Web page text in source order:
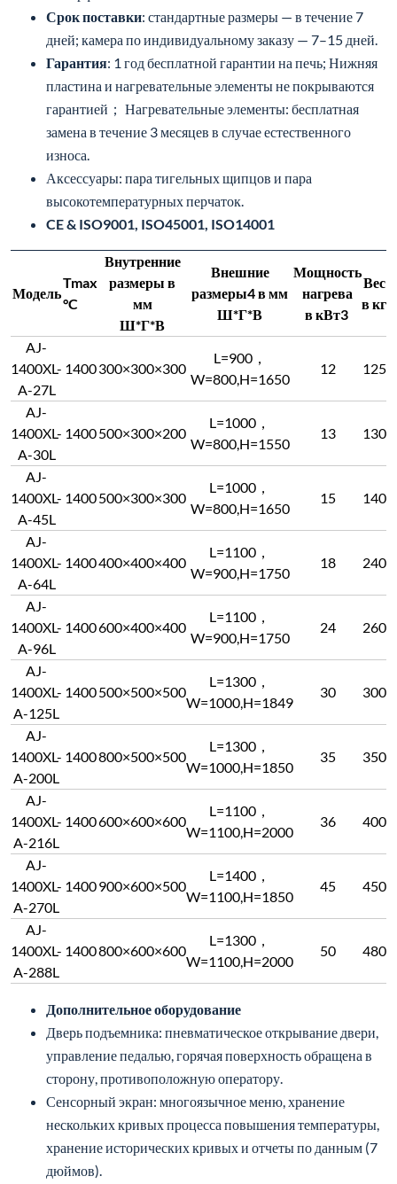
Срок поставки: стандартные размеры — в течение 7
дней; камера по индивидуальному заказу — 7–15 дней.
Гарантия: 1 год бесплатной гарантии на печь; Нижняя
пластина и нагревательные элементы не покрываются
гарантией； Нагревательные элементы: бесплатная
замена в течение 3 месяцев в случае естественного
износа.
Аксессуары: пара тигельных щипцов и пара
высокотемпературных перчаток.
CE & ISO9001, ISO45001, ISO14001
Модель
Tmax
°C
Внутренние
размеры в
мм
Ш*Г*В
Внешние
размеры4 в мм
Ш*Г*В
Мощность
нагрева
в кВт3
Вес
в кг
AJ-
1400XL-
A-27L
1400300×300×300
L=900，
W=800,H=1650
12 125
AJ-
1400XL-
A-30L
1400500×300×200
L=1000，
W=800,H=1550
13 130
AJ-
1400XL-
A-45L
1400500×300×300
L=1000，
W=800,H=1650
15 140
AJ-
1400XL-
A-64L
1400400×400×400
L=1100，
W=900,H=1750
18 240
AJ-
1400XL-
A-96L
1400600×400×400
L=1100，
W=900,H=1750
24 260
AJ-
1400XL-
A-125L
1400500×500×500
L=1300，
W=1000,H=1849
30 300
AJ-
1400XL-
A-200L
1400800×500×500
L=1300，
W=1000,H=1850
35 350
AJ-
1400XL-
A-216L
1400600×600×600
L=1100，
W=1100,H=2000
36 400
AJ-
1400XL-
A-270L
1400900×600×500
L=1400，
W=1100,H=1850
45 450
AJ-
1400XL-
A-288L
1400800×600×600
L=1300，
W=1100,H=2000
50 480
Дополнительное оборудование
Дверь подъемника: пневматическое открывание двери,
управление педалью, горячая поверхность обращена в
сторону, противоположную оператору.
Сенсорный экран: многоязычное меню, хранение
нескольких кривых процесса повышения температуры,
хранение исторических кривых и отчеты по данным (7
дюймов).